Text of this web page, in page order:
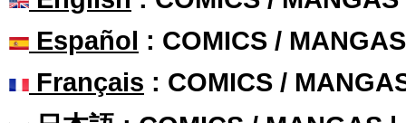
Español : COMICS /
Français : COMICS /